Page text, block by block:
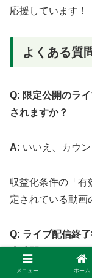
応援しています！
よくある質
Q: 限定公開のラ
されますか？
A: いいえ、カウン
収益化条件の「有
定されている動画
Q: ライブ配信終
メニュー ホーム